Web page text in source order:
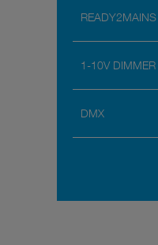
READY2MAINS
1-10V DIMMER
DMX